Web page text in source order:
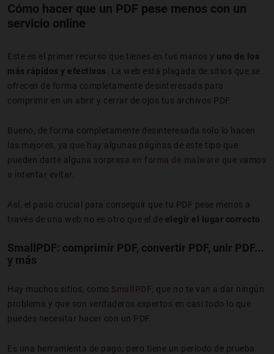
Cómo hacer que un PDF pese menos con un
servicio online
Este es el primer recurso que tienes en tus manos y uno de los
más rápidos y efectivos . La web está plagada de sitios que se
ofrecen de forma completamente desinteresada para
comprimir en un abrir y cerrar de ojos tus archivos PDF.
Bueno, de forma completamente desinteresada solo lo hacen
las mejores, ya que hay algunas páginas de este tipo que
pueden darte alguna sorpresa en forma de malware que vamos
a intentar evitar.
Así, el paso crucial para conseguir que tu PDF pese menos a
través de una web no es otro que el de elegir el lugar correcto
SmallPDF: comprimir PDF, convertir PDF, unir PDF...
y más
Hay muchos sitios, como SmallPDF , que no te van a dar ningún
problema y que son verdaderos expertos en casi todo lo que
puedes necesitar hacer con un PDF.
Es una herramienta de pago, pero tiene un período de prueba